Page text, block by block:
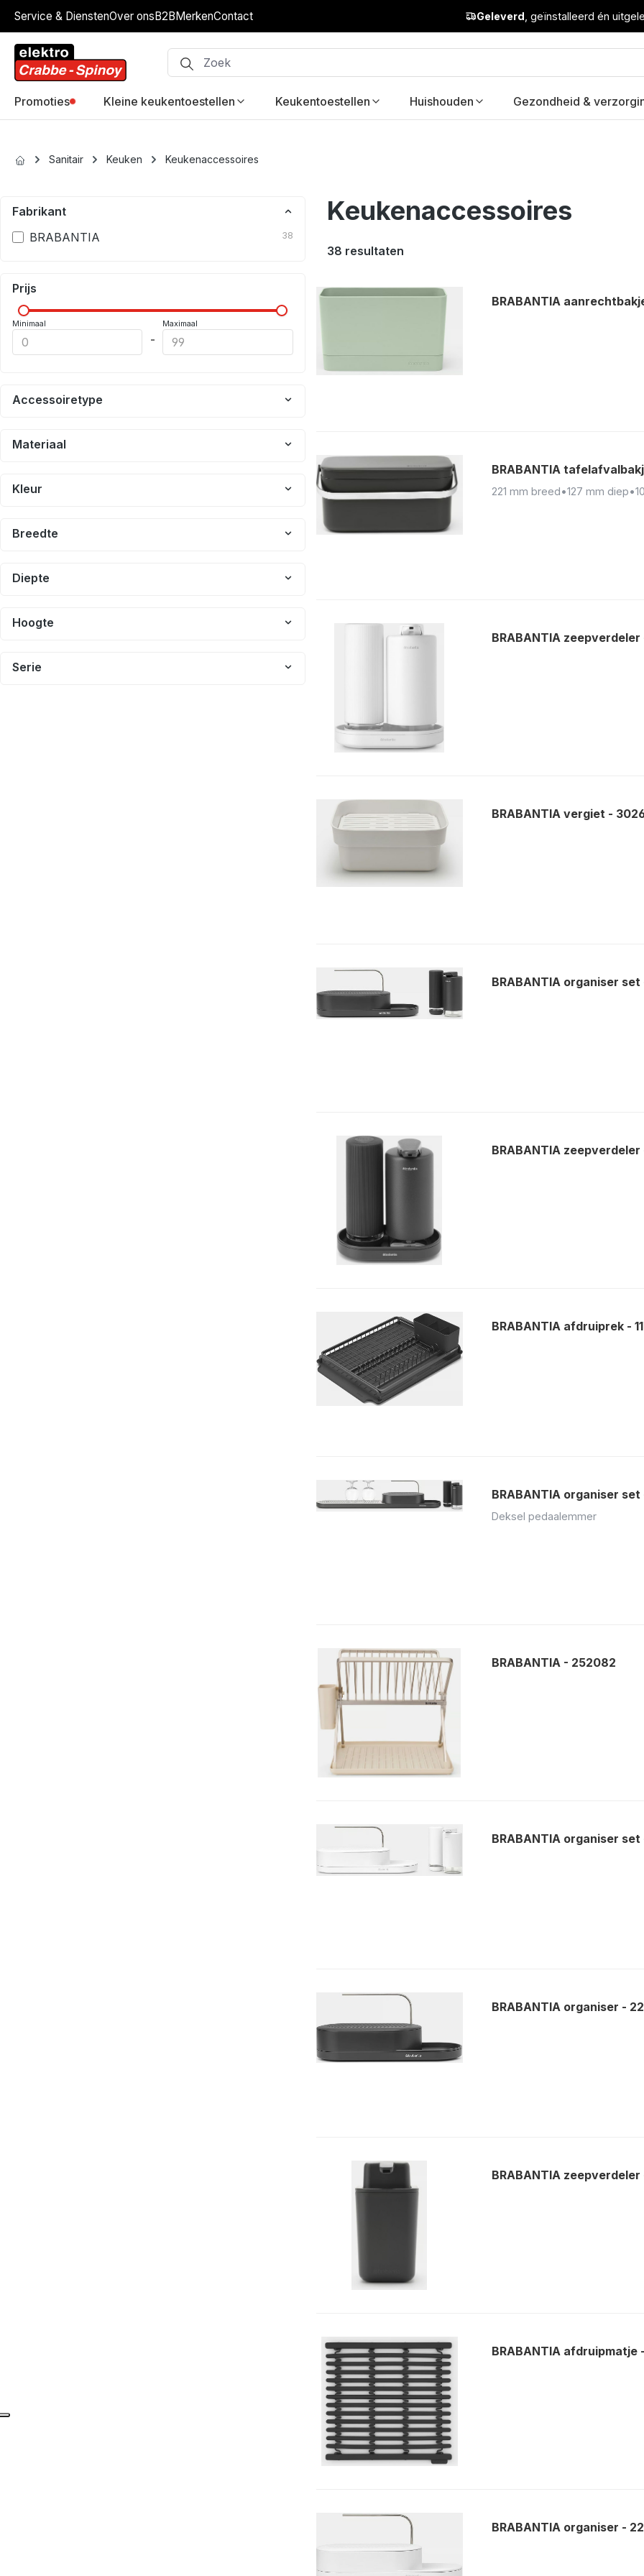
to main content
Skip to search
Skip to main navigation
Service & DienstenOver onsB2BMerkenContact Geleverd , geïnstalleerd én
Promoties Kleine keukentoestellen Keukentoestellen Huishouden Gezondheid &
Sanitair Keuken Keukenaccessoires
Fabrikant
BRABANTIA
38
Prijs
Minimaal
-
Maximaal
Accessoiretype
Materiaal
Kleur
Breedte
Diepte
Hoogte
Serie
Keukenaccessoires
38 resultaten
BRABANTIA
BRABANTIA
221 mm breed•127 mm diep•
BRABANTIA zeepverdeler
BRABANTIA vergiet -
BRABANTIA organiser
BRABANTIA
BRABANTIA afdruiprek -
BRABANTIA organiser
Deksel pedaalemmer
BRABANTIA - 252082
BRABANTIA organiser
BRABANTIA organiser -
BRABANTIA
BRABANTIA afdruipmatje
BRABANTIA organiser -